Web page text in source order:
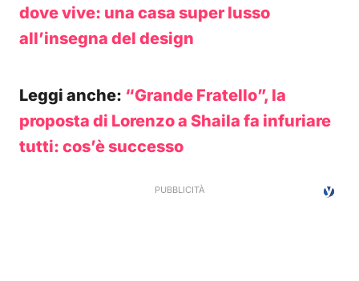
dove vive: una casa super lusso
all’insegna del design
Leggi anche: “Grande Fratello”, la
proposta di Lorenzo a Shaila fa infuriare
tutti: cos’è successo